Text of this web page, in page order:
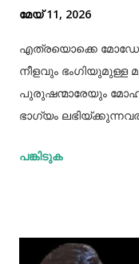
മേയ് 11, 2026
എത്രയൊക്കെ
നീളവും ഭംഗിയുമുള്ള
പുരുഷന്മാരേയും
ഭാഗ്യം
സഹായിക്കുന്ന ചില
ചീകുന്നത് ശരിയായ
പങ്കിടുക